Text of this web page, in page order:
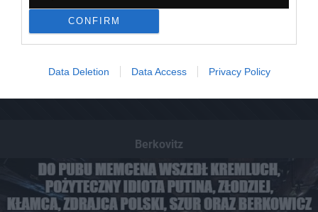
CONFIRM
Data Deletion Data Access Privacy Policy
Berkovitz